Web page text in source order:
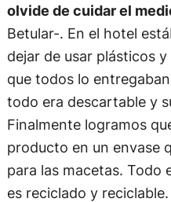
olvide de cuidar el
Betular-. En el hotel
dejar de usar plásticos
que todos lo
todo era descartable y
Finalmente logramos
producto en un envase
para las macetas. Todo
es reciclado y